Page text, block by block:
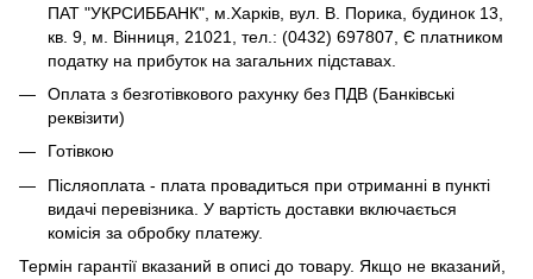
ПАТ "УКРСИББАНК", м.Харків, вул. В. Порика, будинок 13,
кв. 9, м. Вінниця, 21021, тел.: (0432) 697807, Є платником
податку на прибуток на загальних підставах.
Оплата з безготівкового рахунку без ПДВ (Банківські
реквізити)
Готівкою
Післяоплата - плата провадиться при отриманні в пункті
видачі перевізника. У вартість доставки включається
комісія за обробку платежу.
Термін гарантії вказаний в описі до товару. Якщо не вказаний,